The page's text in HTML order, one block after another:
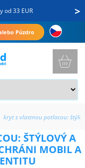
>
od 33 EUR
Púzdro
ŠTÝLOVÝ A
MOBIL A
kryt s vlastnou potlacou: